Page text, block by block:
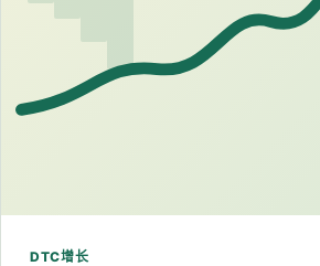
DTC增长